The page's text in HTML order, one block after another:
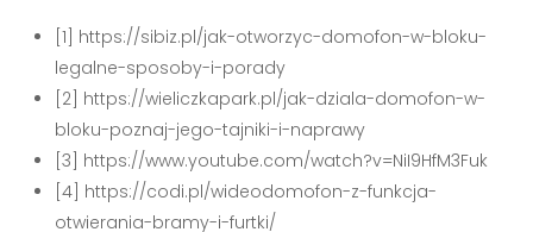
[1] https://sibiz.pl/jak-otworzyc-domofon-w-bloku-
legalne-sposoby-i-porady
[2] https://wieliczkapark.pl/jak-dziala-domofon-w-
bloku-poznaj-jego-tajniki-i-naprawy
[3] https://www.youtube.com/watch?v=NiI9HfM3Fuk
[4] https://codi.pl/wideodomofon-z-funkcja-
otwierania-bramy-i-furtki/